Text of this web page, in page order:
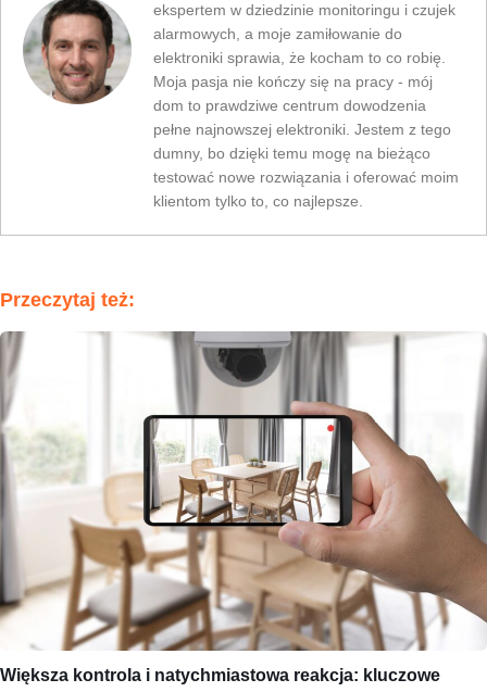
ekspertem w dziedzinie monitoringu i czujek
alarmowych, a moje zamiłowanie do
elektroniki sprawia, że kocham to co robię.
Moja pasja nie kończy się na pracy - mój
dom to prawdziwe centrum dowodzenia
pełne najnowszej elektroniki. Jestem z tego
dumny, bo dzięki temu mogę na bieżąco
testować nowe rozwiązania i oferować moim
klientom tylko to, co najlepsze.
Przeczytaj też:
Większa kontrola i natychmiastowa reakcja: kluczowe